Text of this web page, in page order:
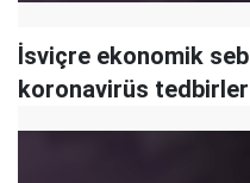
İsviçre ekonomik
koronavirüs